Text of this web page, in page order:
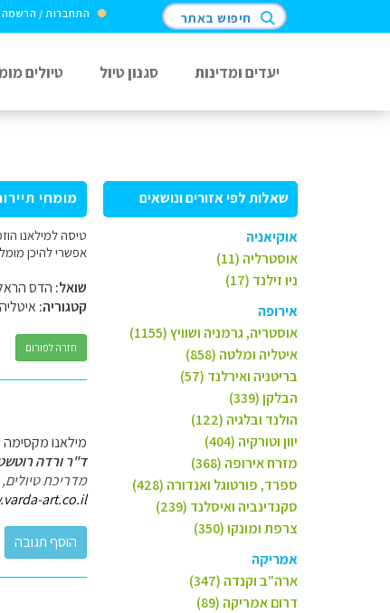
התחברות / חיפוש באתר
יעדים ומדינות סגנון טיול טיולים
שאלות לפי אזורים ונושאים
אוקיאניה
אוסטרליה (11)
ניו זילנד (17)
אירופה
אוסטריה, גרמניה ושוויץ (1155)
איטליה ומלטה (858)
בריטניה ואירלנד (57)
הבלקן (339)
הולנד ובלגיה (122)
יוון וטורקיה (404)
מזרח אירופה (368)
ספרד, פורטוגל ואנדורה (428)
סקנדינביה ואיסלנד (239)
צרפת ומונקו (350)
אמריקה
ארה"ב וקנדה (347)
דרום אמריקה (89)
מומחי
טיסה למילאנו
אפשרי להיכן
שואל: הדס
קטגוריה:
חזרה לפורום
מילאנו מקסימה
ד"ר ורדה
מדריכת
art.co.il